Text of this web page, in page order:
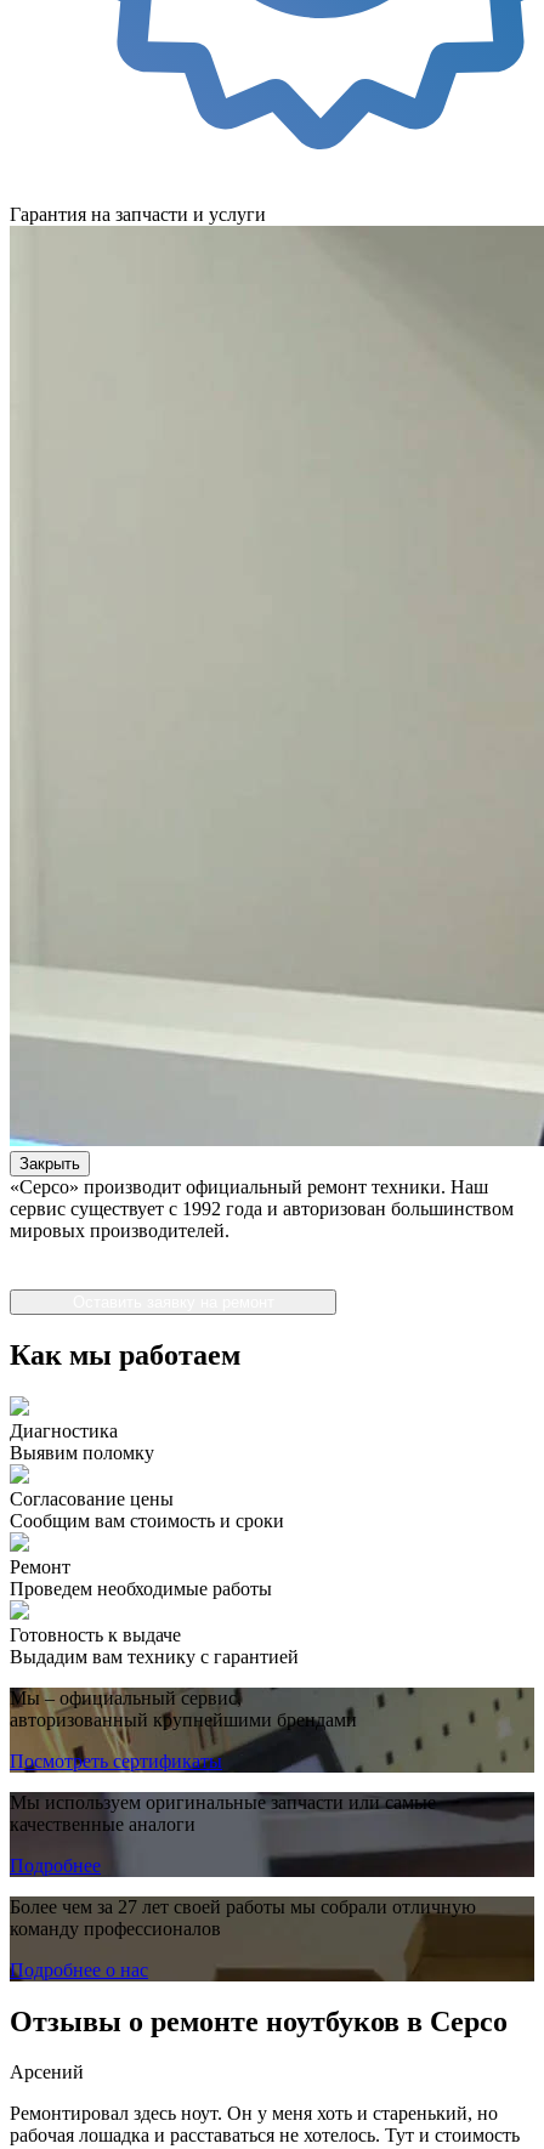
Гарантия на запчасти и услуги
Закрыть
«Серсо» производит официальный ремонт техники. Наш
сервис существует с 1992 года и авторизован большинством
мировых производителей.
Как мы работаем
Диагностика
Выявим поломку
Согласование цены
Сообщим вам стоимость и сроки
Ремонт
Проведем необходимые работы
Готовность к выдаче
Выдадим вам технику с гарантией
Мы – официальный сервис,
авторизованный крупнейшими брендами
Посмотреть сертификаты
Мы используем оригинальные запчасти или самые
качественные аналоги
Подробнее
Более чем за 27 лет своей работы мы собрали отличную
команду профессионалов
Подробнее о нас
Отзывы о ремонте ноутбуков в Серсо
Арсений
Ремонтировал здесь ноут. Он у меня хоть и старенький, но
рабочая лошадка и расставаться не хотелось. Тут и стоимость